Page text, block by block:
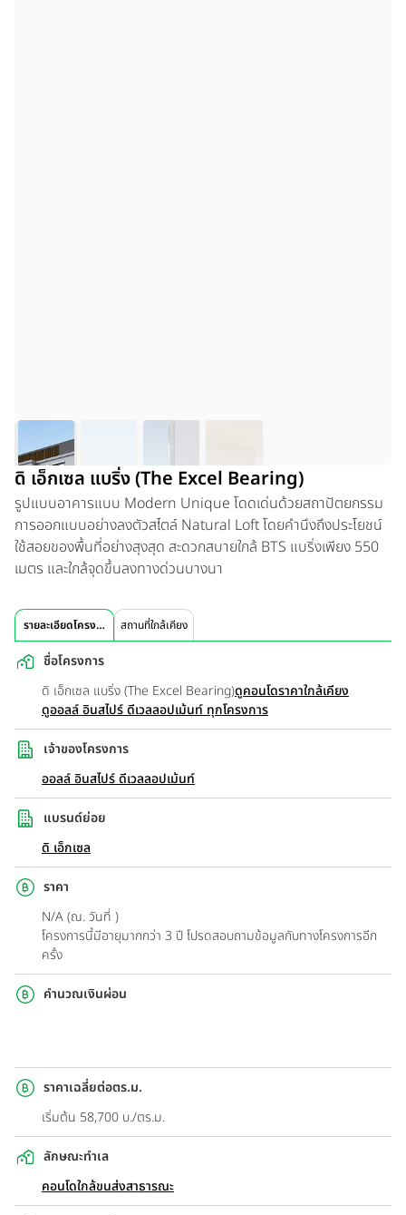
ดิ เอ็กเซล แบริ่ง (The Excel Bearing)
รูปแบบอาคารแบบ Modern Unique โดดเด่นด้วยสถาปัตยกรรม
การออกแบบอย่างลงตัวสไตล์ Natural Loft โดยคำนึงถึงประโยชน์
ใช้สอยของพื้นที่อย่างสุงสุด สะดวกสบายใกล้ BTS แบริ่งเพียง 550
เมตร และใกล้จุดขึ้นลงทางด่วนบางนา
รายละเอียดโครงการ สถานที่ใกล้เคียง
ชื่อโครงการ
ดิ เอ็กเซล แบริ่ง (The Excel Bearing)ดูคอนโดราคาใกล้เคียง
ดูออลล์ อินสไปร์ ดีเวลลอปเม้นท์ ทุกโครงการ
เจ้าของโครงการ
ออลล์ อินสไปร์ ดีเวลลอปเม้นท์
แบรนด์ย่อย
ดิ เอ็กเซล
ราคา
N/A (ณ. วันที่ )
โครงการนี้มีอายุมากกว่า 3 ปี โปรดสอบถามข้อมูลกับทางโครงการอีก
ครั้ง
คำนวณเงินผ่อน
ราคาเฉลี่ยต่อตร.ม.
เริ่มต้น 58,700 บ./ตร.ม.
ลักษณะทำเล
คอนโดใกล้ขนส่งสาธารณะ